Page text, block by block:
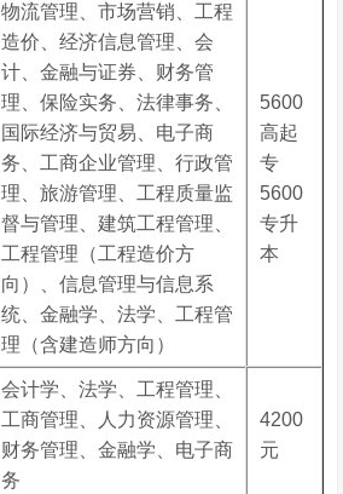
物流管理、市场营销、工程
造价、经济信息管理、会
计、金融与证券、财务管
理、保险实务、法律事务、
国际经济与贸易、电子商
务、工商企业管理、行政管
理、旅游管理、工程质量监
督与管理、建筑工程管理、
工程管理（工程造价方
向）、信息管理与信息系
统、金融学、法学、工程管
理（含建造师方向）
5600
高起
专
5600
专升
本
会计学、法学、工程管理、
工商管理、人力资源管理、
财务管理、金融学、电子商
务
4200
元